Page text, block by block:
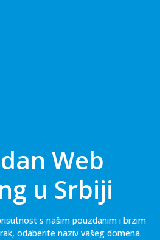
Web
u Srbiji
s našim pouzdanim i brzim
odaberite naziv vašeg domena.